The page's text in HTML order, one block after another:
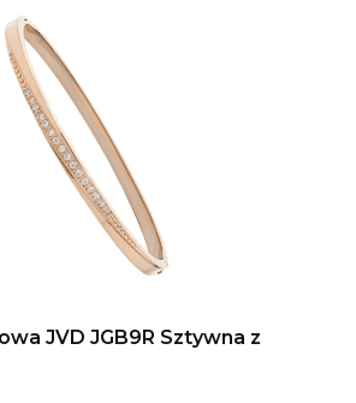
JVD JGB9R Sztywna z